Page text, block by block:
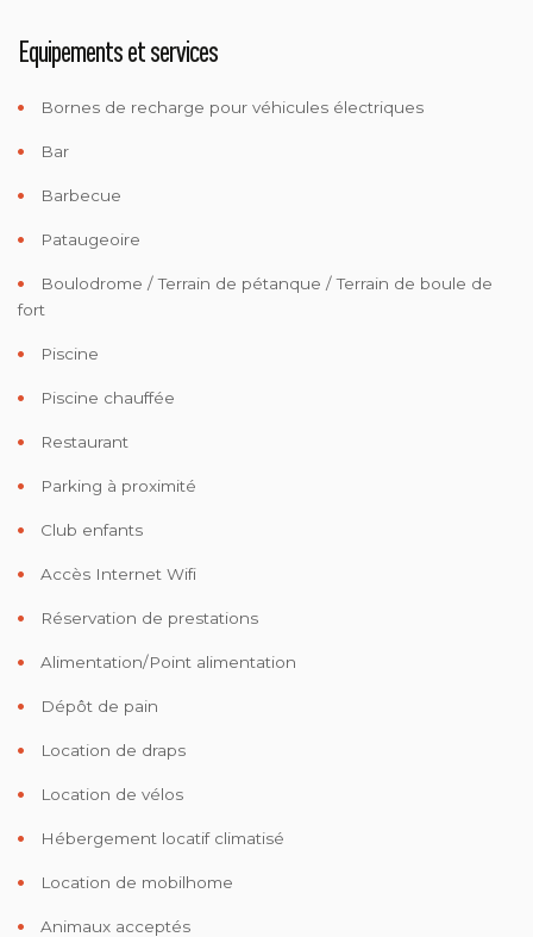
Equipements et services
Bornes de recharge pour véhicules électriques
Bar
Barbecue
Pataugeoire
Boulodrome / Terrain de pétanque / Terrain de boule de
fort
Piscine
Piscine chauffée
Restaurant
Parking à proximité
Club enfants
Accès Internet Wifi
Réservation de prestations
Alimentation/Point alimentation
Dépôt de pain
Location de draps
Location de vélos
Hébergement locatif climatisé
Location de mobilhome
Animaux acceptés